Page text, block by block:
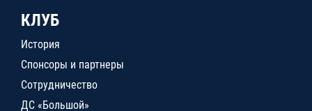
КЛУБ
История
Спонсоры и партнеры
Сотрудничество
ДС «Большой»